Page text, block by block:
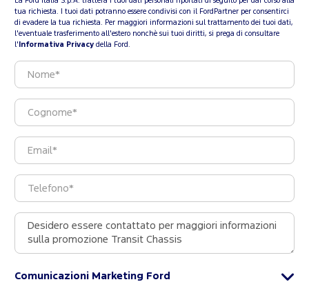
tua richiesta. I tuoi dati potranno essere condivisi con il FordPartner per consentirci
di evadere la tua richiesta. Per maggiori informazioni sul trattamento dei tuoi dati,
l'eventuale trasferimento all'estero nonchè sui tuoi diritti, si prega di consultare
l' Informativa Privacy della Ford.
Comunicazioni Marketing Ford